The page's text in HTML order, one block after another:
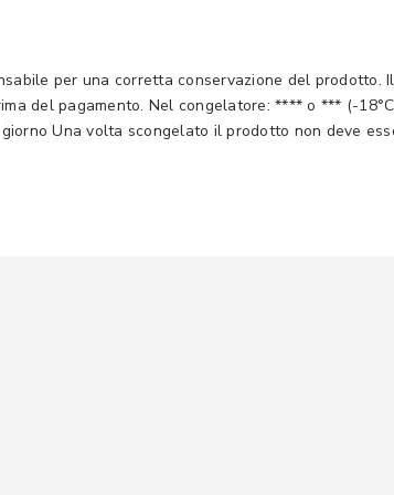
per una corretta conservazione del
del pagamento. Nel congelatore: **** o *** (-
Una volta scongelato il prodotto non deve